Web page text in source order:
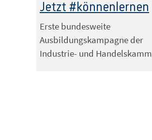
Jetzt #könnenlernen
Erste bundesweite
Ausbildungskampagne der
Industrie- und